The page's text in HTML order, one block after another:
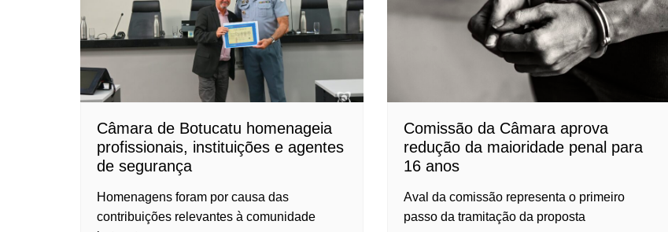
Câmara de Botucatu homenageia
profissionais, instituições e agentes
de segurança
Homenagens foram por causa das
contribuições relevantes à comunidade
Comissão da Câmara aprova
redução da maioridade penal para
16 anos
Aval da comissão representa o primeiro
passo da tramitação da proposta